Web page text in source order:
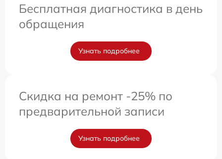
Бесплатная диагностика в день
обращения
Узнать подробнее
Скидка на ремонт -25% по
предварительной записи
Узнать подробнее